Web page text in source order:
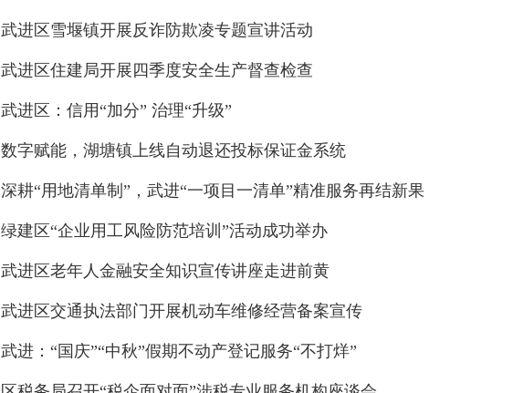
武进区雪堰镇开展反诈防欺凌专题宣讲活动
武进区住建局开展四季度安全生产督查检查
武进区：信用“加分” 治理“升级”
数字赋能，湖塘镇上线自动退还投标保证金系统
深耕“用地清单制”，武进“一项目一清单”精准服务再结新果
绿建区“企业用工风险防范培训”活动成功举办
武进区老年人金融安全知识宣传讲座走进前黄
武进区交通执法部门开展机动车维修经营备案宣传
武进：“国庆”“中秋”假期不动产登记服务“不打烊”